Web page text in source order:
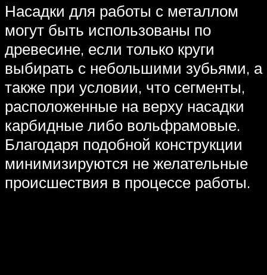
Насадки для работы с металлом
могут быть использованы по
древесине, если только круги
выбирать с небольшими зубьями, а
также при условии, что сегменты,
расположенные на верху насадки
карбидные либо вольфрамовые.
Благодаря подобной конструкции
минимизируются не желательные
происшествия в процессе работы.